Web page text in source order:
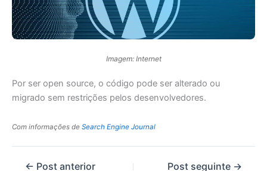
Imagem: Internet
Por ser open source, o código pode ser alterado ou
migrado sem restrições pelos desenvolvedores.
Com informações de Search Engine Journal
← Post anterior Post seguinte →